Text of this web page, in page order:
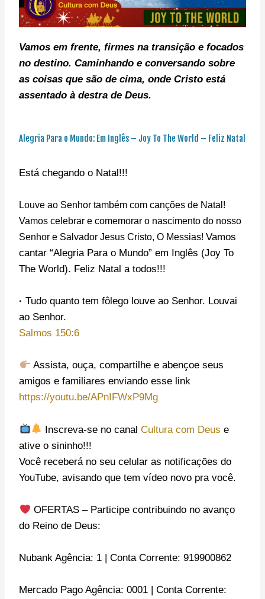
Vamos em frente, firmes na transição e focados
no destino. Caminhando e conversando sobre
as coisas que são de cima, onde Cristo está
assentado à destra de Deus.
Alegria Para o Mundo: Em Inglês – Joy To The World – Feliz Natal
Está chegando o Natal!!!
Louve ao Senhor também com canções de Natal!
Vamos celebrar e comemorar o nascimento do nosso
Senhor e Salvador Jesus Cristo, O Messias!Vamos
cantar “Alegria Para o Mundo” em Inglês (Joy To
The World). Feliz Natal a todos!!!
· Tudo quanto tem fôlego louve ao Senhor. Louvai
ao Senhor.
Salmos 150:6
Assista, ouça, compartilhe e abençoe seus
amigos e familiares enviando esse link
https://youtu.be/APnIFWxP9Mg
Inscreva-se no canalCultura com Deus e
ative o sininho!!!
Você receberá no seu celular as notificações do
YouTube, avisando que tem vídeo novo pra você.
OFERTAS – Participe contribuindo no avanço
do Reino de Deus:
Nubank Agência: 1 | Conta Corrente: 919900862
Mercado Pago Agência: 0001 | Conta Corrente: